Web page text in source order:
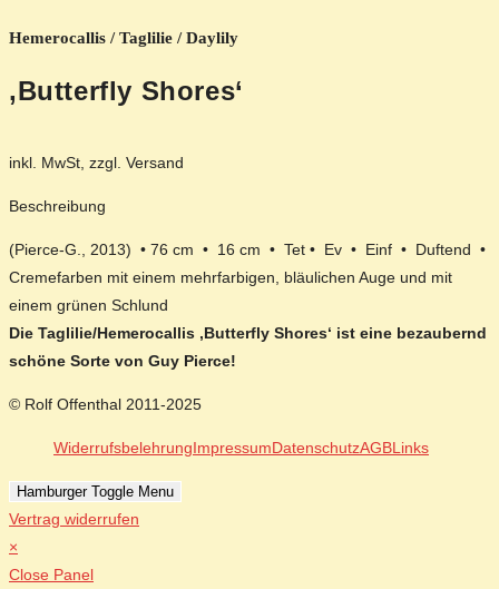
Hemerocallis / Taglilie / Daylily
‚Butterfly Shores‘
inkl. MwSt, zzgl. Versand
Beschreibung
(Pierce-G., 2013) • 76 cm • 16 cm • Tet • Ev • Einf • Duftend •
Cremefarben mit einem mehrfarbigen, bläulichen Auge und mit
einem grünen Schlund
Die Taglilie/Hemerocallis ‚Butterfly Shores‘ ist eine bezaubernd
schöne Sorte von Guy Pierce!
© Rolf Offenthal 2011-2025
WiderrufsbelehrungImpressumDatenschutzAGBLinks
Hamburger Toggle Menu
Vertrag widerrufen
×
Close Panel